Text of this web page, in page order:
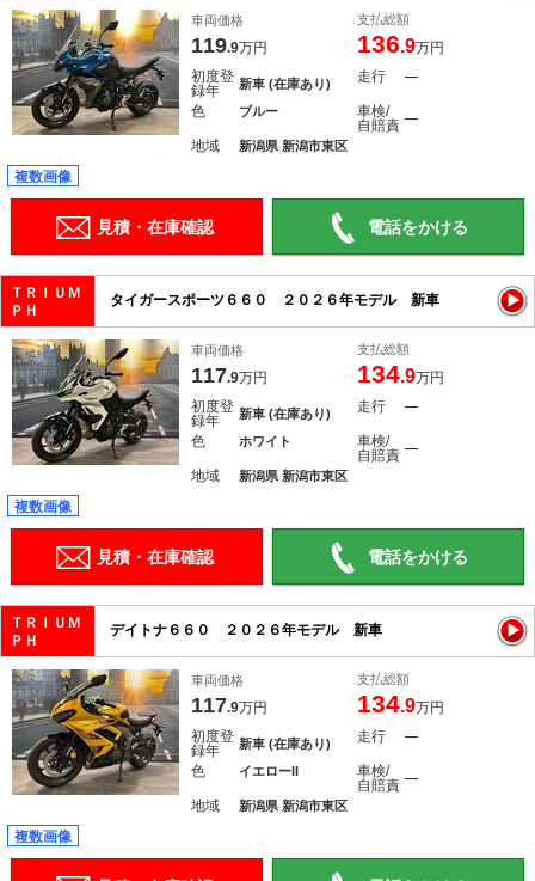
車両価格
119.9万円
支払総額
136.9万円
初度登
録年
新車 (在庫あり) 走行 ―
色 ブルー
車検/
自賠責 ―
地域 新潟県 新潟市東区
複数画像
見積・在庫確認 電話をかける
ＴＲＩＵＭ
ＰＨ
タイガースポーツ６６０ ２０２６年モデル 新車
車両価格
117.9万円
支払総額
134.9万円
初度登
録年
新車 (在庫あり) 走行 ―
色 ホワイト
車検/
自賠責 ―
地域 新潟県 新潟市東区
複数画像
見積・在庫確認 電話をかける
ＴＲＩＵＭ
ＰＨ
デイトナ６６０ ２０２６年モデル 新車
車両価格
117.9万円
支払総額
134.9万円
初度登
録年
新車 (在庫あり) 走行 ―
色 イエローII
車検/
自賠責 ―
地域 新潟県 新潟市東区
複数画像